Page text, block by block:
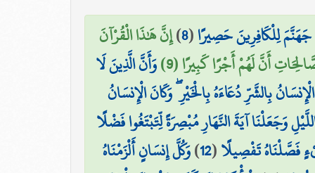
لِلْكَافِرِينَ حَصِيرًا(
8
)إِنَّ هَٰذَا الْقُرْآنَ
أَنَّ لَهُمْ أَجْرًا كَبِيرًا (9) وَأَنَّ الَّذِينَ لَا
بِالشَّرِّ دُعَاءَهُ بِالْخَيْرِ ۖ وَكَانَ الْإِنسَانُ
وَجَعَلْنَا آيَةَ النَّهَارِ مُبْصِرَةً لِّتَبْتَغُوا فَضْلًا
فَصَّلْنَاهُ تَفْصِيلًا(
12
)وَكُلَّ إِنسَانٍ أَلْزَمْنَاهُ